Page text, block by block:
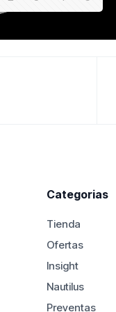
Categorias
Tienda
Ofertas
Insight
Nautilus
Preventas